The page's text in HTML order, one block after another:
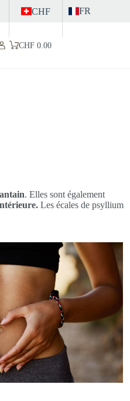
CHF FR
Panier
CHF0.00
. Elles sont également
Les écales de psyllium